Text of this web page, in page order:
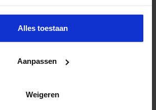
Alles toestaan
Aanpassen
Weigeren
Rekencoördinator PO